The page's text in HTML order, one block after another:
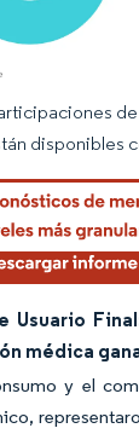
El uso
disponibles
Usuario
médica
y el